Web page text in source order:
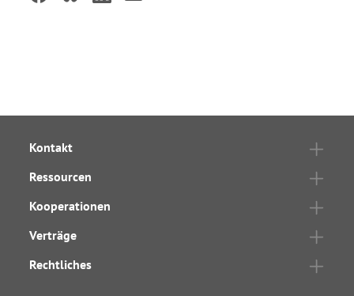
Kontakt
Ressourcen
Kooperationen
Verträge
Rechtliches